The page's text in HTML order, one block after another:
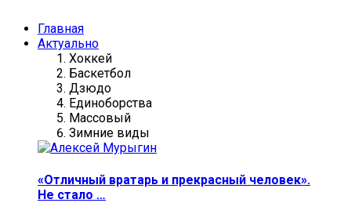
Главная
Актуально
Хоккей
Баскетбол
Дзюдо
Единоборства
Массовый
Зимние виды
«Отличный вратарь и прекрасный человек».
Не стало …